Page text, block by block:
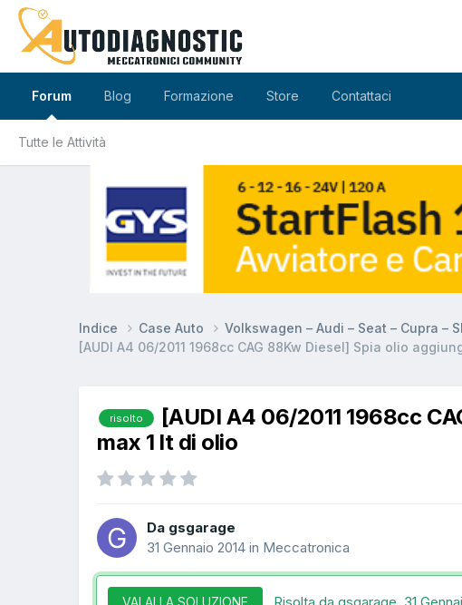
Forum
Tutte le Attività
Blog Formazione Store Contattaci
Indice Case Auto Volkswagen – Audi – Seat – Cupra –
[AUDI A4 06/2011 1968cc CAG 88Kw Diesel] Spia olio
risolto
[AUDI A4 06/2011 1968cc
max 1 lt di olio
Da gsgarage
31 Gennaio 2014 in Meccatronica